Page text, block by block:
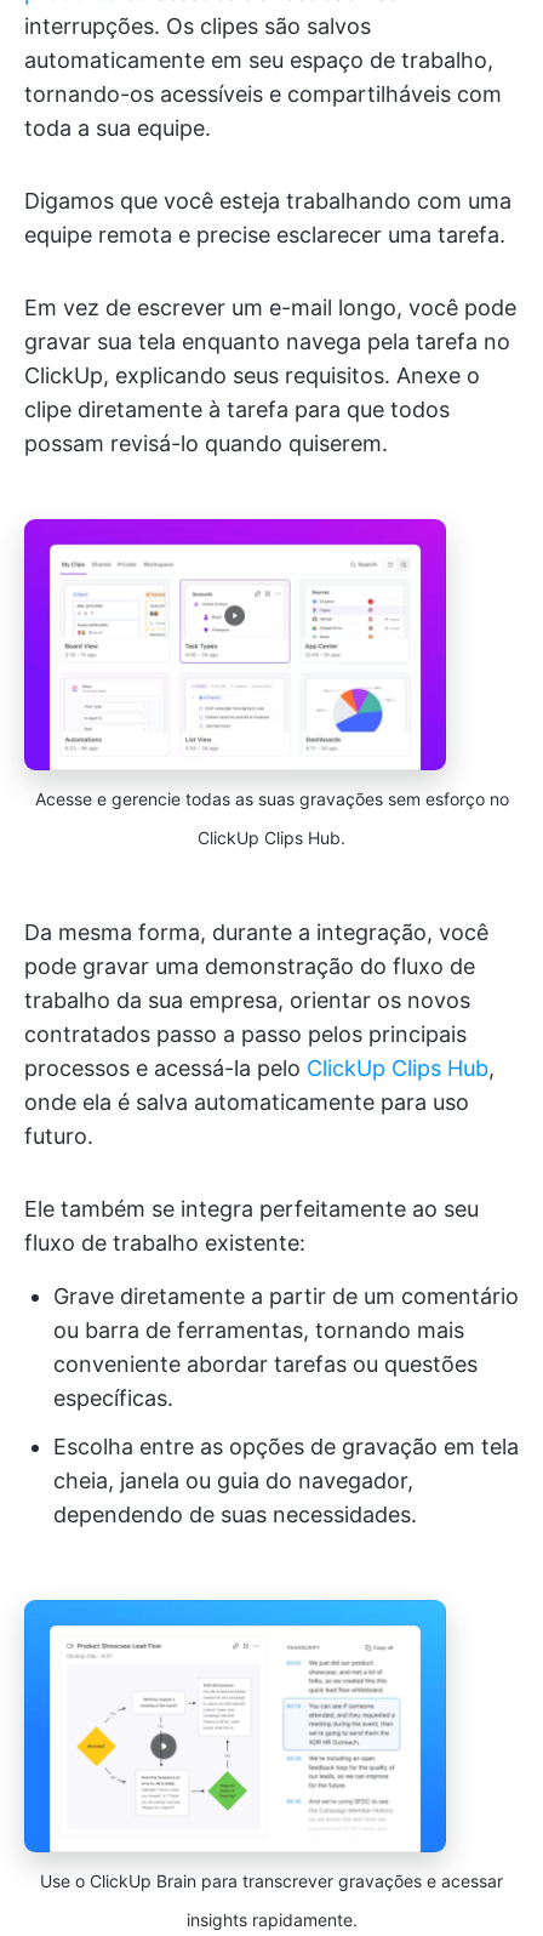
interrupções. Os clipes são salvos
automaticamente em seu espaço de trabalho,
tornando-os acessíveis e compartilháveis com
toda a sua equipe.
Digamos que você esteja trabalhando com uma
equipe remota e precise esclarecer uma tarefa.
Em vez de escrever um e-mail longo, você pode
gravar sua tela enquanto navega pela tarefa no
ClickUp, explicando seus requisitos. Anexe o
clipe diretamente à tarefa para que todos
possam revisá-lo quando quiserem.
Acesse e gerencie todas as suas gravações sem esforço no
ClickUp Clips Hub.
Da mesma forma, durante a integração, você
pode gravar uma demonstração do fluxo de
trabalho da sua empresa, orientar os novos
contratados passo a passo pelos principais
processos e acessá-la pelo ClickUp Clips Hub,
onde ela é salva automaticamente para uso
futuro.
Ele também se integra perfeitamente ao seu
fluxo de trabalho existente:
Grave diretamente a partir de um comentário
ou barra de ferramentas, tornando mais
conveniente abordar tarefas ou questões
específicas.
Escolha entre as opções de gravação em tela
cheia, janela ou guia do navegador,
dependendo de suas necessidades.
Use o ClickUp Brain para transcrever gravações e acessar
insights rapidamente.